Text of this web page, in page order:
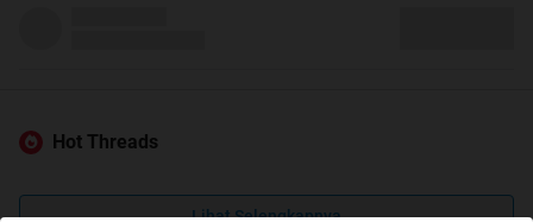
Hot Threads
Lihat Selengkapnya